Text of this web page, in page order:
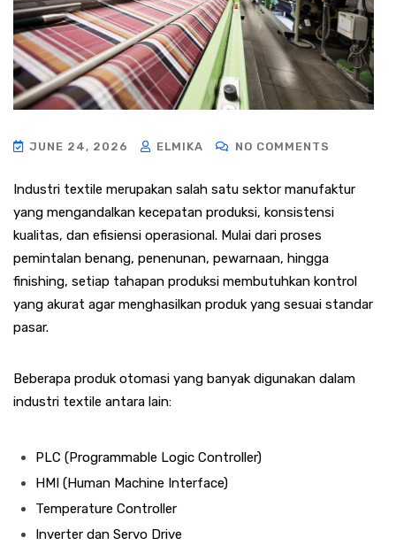
JUNE 24, 2026 ELMIKA NO COMMENTS
Industri textile merupakan salah satu sektor manufaktur
yang mengandalkan kecepatan produksi, konsistensi
kualitas, dan efisiensi operasional. Mulai dari proses
pemintalan benang, penenunan, pewarnaan, hingga
finishing, setiap tahapan produksi membutuhkan kontrol
yang akurat agar menghasilkan produk yang sesuai standar
pasar.
Beberapa produk otomasi yang banyak digunakan dalam
industri textile antara lain:
PLC (Programmable Logic Controller)
HMI (Human Machine Interface)
Temperature Controller
Inverter dan Servo Drive